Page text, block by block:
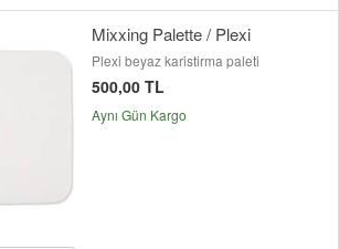
Mixxing Palette / Plexi
Plexi beyaz karistirma paleti
500,00 TL
Aynı Gün Kargo